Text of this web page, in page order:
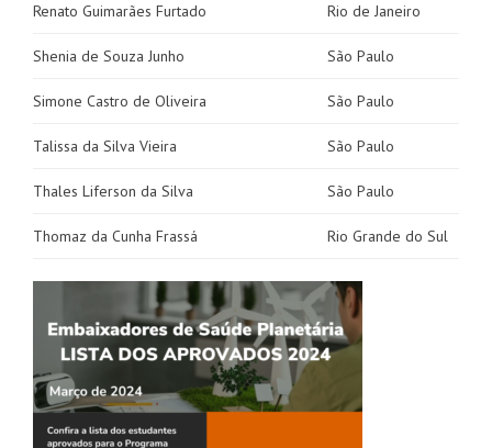
Renato Guimarães Furtado Rio de Janeiro
Shenia de Souza Junho São Paulo
Simone Castro de Oliveira São Paulo
Talissa da Silva Vieira São Paulo
Thales Liferson da Silva São Paulo
Thomaz da Cunha Frassá Rio Grande do Sul